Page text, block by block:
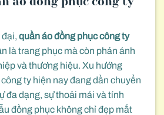
quần áo đồng phục công ty
là trang phục mà còn phản ánh
và thương hiệu. Xu hướng
ty hiện nay đang dần chuyển
đa dạng, sự thoải mái và tính
đồng phục không chỉ đẹp mắt